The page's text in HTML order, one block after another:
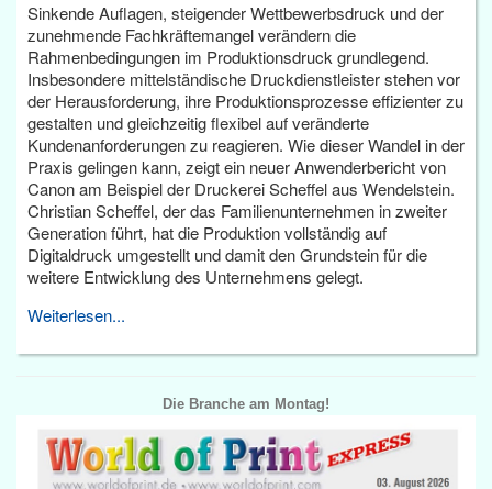
Sinkende Auflagen, steigender Wettbewerbsdruck und der
zunehmende Fachkräftemangel verändern die
Rahmenbedingungen im Produktionsdruck grundlegend.
Insbesondere mittelständische Druckdienstleister stehen vor
der Herausforderung, ihre Produktionsprozesse effizienter zu
gestalten und gleichzeitig flexibel auf veränderte
Kundenanforderungen zu reagieren. Wie dieser Wandel in der
Praxis gelingen kann, zeigt ein neuer Anwenderbericht von
Canon am Beispiel der Druckerei Scheffel aus Wendelstein.
Christian Scheffel, der das Familienunternehmen in zweiter
Generation führt, hat die Produktion vollständig auf
Digitaldruck umgestellt und damit den Grundstein für die
weitere Entwicklung des Unternehmens gelegt.
Weiterlesen...
Die Branche am Montag!